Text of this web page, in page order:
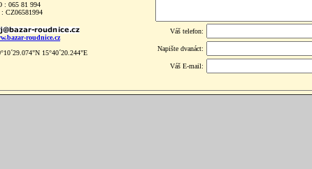
: 065 81 994
CZ06581994
roudnice.cz
15°40´20.244"E
Váš telefon:
Napište dvanáct:
Váš E-mail: